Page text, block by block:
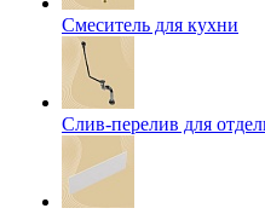
Смеситель для кухни
Слив-перелив для